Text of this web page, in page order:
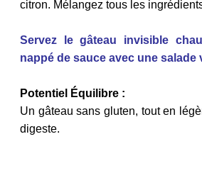
citron. Mélangez tous les
Servez le gâteau invisible
nappé de sauce avec une salade
Potentiel Équilibre :
Un gâteau sans gluten, tout en
digeste.